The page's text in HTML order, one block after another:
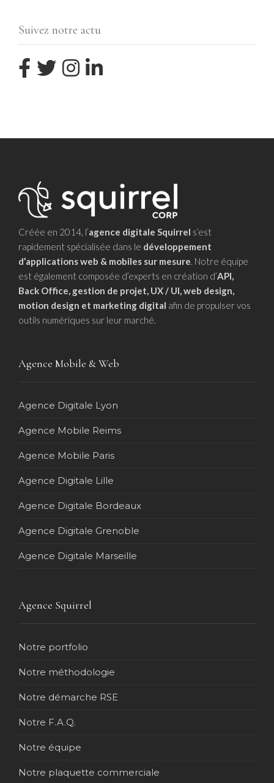
Suivez notre actu
Créée en 2014, l’agence digitale Squirrel s’est
rapidement spécialisée dans le développement
d’applications web & mobiles sur mesure. Notre équipe
est également composée d’experts en création d’API,
Back Office, gestion de projet, UX / UI, web design,
motion design et marketing digital afin de propulser vos
outils numériques sur leur marché.
Agence Mobile & Web
Agence Digitale Lyon
Agence Mobile Reims
Agence Mobile Paris
Agence Digitale Lille
Agence Digitale Bordeaux
Agence Digitale Grenoble
Agence Digitale Marseille
Agence Squirrel
Notre portfolio
Notre méthodologie
Notre démarche RSE
Notre F.A.Q.
Notre équipe
Notre plaquette commerciale